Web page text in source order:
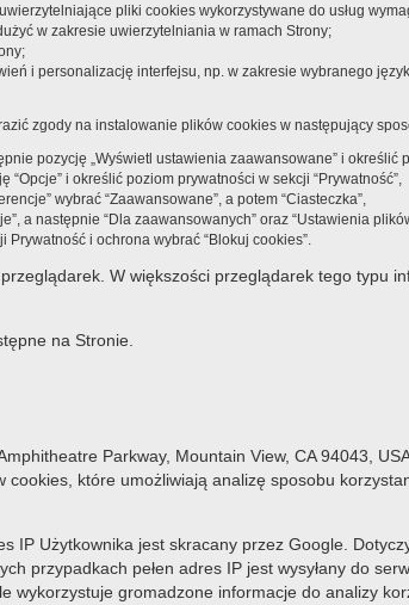
pliki cookies wykorzystywane do usług
w zakresie uwierzytelniania w ramach Strony;
i personalizację interfejsu, np. w zakresie wybranego
zgody na instalowanie plików cookies w następujący
pozycję „Wyświetl ustawienia zaawansowane” i określić
i określić poziom prywatności w sekcji “Prywatność”,
wybrać “Zaawansowane”, a potem “Ciasteczka”,
a następnie “Dla zaawansowanych” oraz “Ustawienia
i ochrona wybrać “Blokuj cookies”.
W większości przeglądarek tego typu
na Stronie.
Parkway, Mountain View, CA 94043,
które umożliwiają analizę sposobu
Użytkownika jest skracany przez Google.
przypadkach pełen adres IP jest wysyłany do
gromadzone informacje do analizy